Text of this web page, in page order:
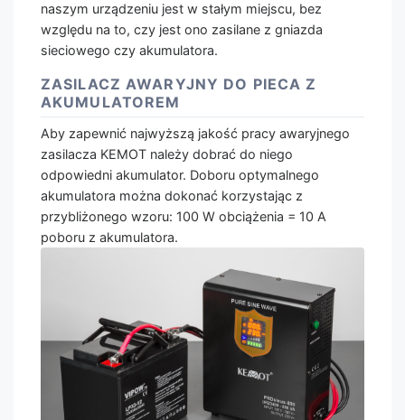
naszym urządzeniu jest w stałym miejscu, bez
względu na to, czy jest ono zasilane z gniazda
sieciowego czy akumulatora.
ZASILACZ AWARYJNY DO PIECA Z
AKUMULATOREM
Aby zapewnić najwyższą jakość pracy awaryjnego
zasilacza KEMOT należy dobrać do niego
odpowiedni akumulator. Doboru optymalnego
akumulatora można dokonać korzystając z
przybliżonego wzoru: 100 W obciążenia = 10 A
poboru z akumulatora.